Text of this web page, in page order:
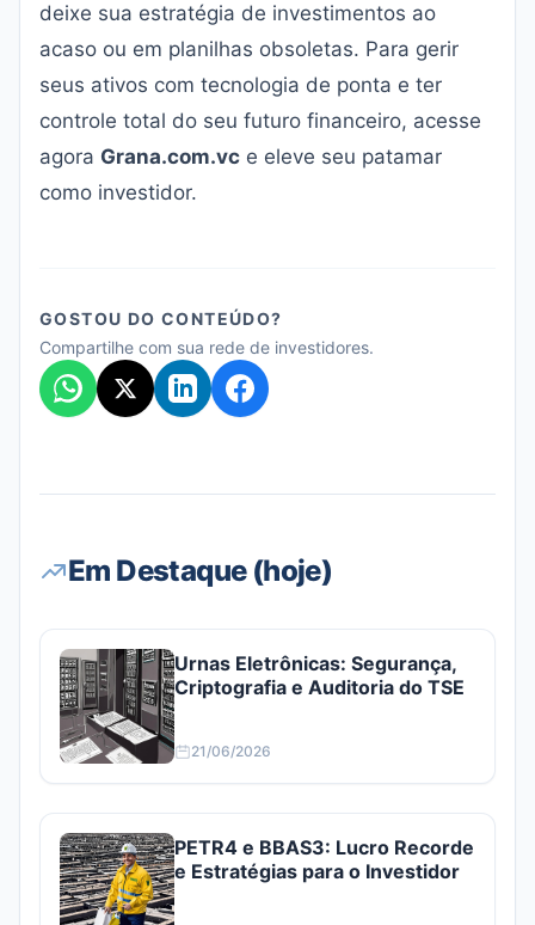
deixe sua estratégia de investimentos ao
acaso ou em planilhas obsoletas. Para gerir
seus ativos com tecnologia de ponta e ter
controle total do seu futuro financeiro, acesse
agora Grana.com.vc e eleve seu patamar
como investidor.
GOSTOU DO CONTEÚDO?
Compartilhe com sua rede de investidores.
Em Destaque (hoje)
Urnas Eletrônicas: Segurança,
Criptografia e Auditoria do TSE
21/06/2026
PETR4 e BBAS3: Lucro Recorde
e Estratégias para o Investidor